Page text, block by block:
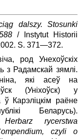
dalszy. Stosunki
/ Instytut Historii
S. 371—372.
род Унехоўскіх
з Радамскай зямлі.
які асеў на
(Уніхоўск) у
ў Карэліцкім раёне
Беларусь).
Herbarz rycerstwa
czyli o